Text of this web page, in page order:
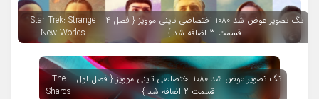
تگ تصویر عوض شد 1080 اختصاصی تاینی موویز { فصل 4
قسمت 3 اضافه شد }
Star Trek: Strange
New Worlds
تگ تصویر عوض شد 1080 اختصاصی تاینی موویز { فصل اول
قسمت 2 اضافه شد }
The
Shards